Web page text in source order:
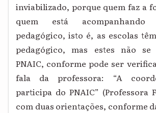
inviabilizado, porque quem faz a
quem está
pedagógico, isto é, as escolas
pedagógico, mas estes não se
PNAIC, conforme pode ser
fala da professora: “A
participa do PNAIC” (Professora
com duas orientações, conforme